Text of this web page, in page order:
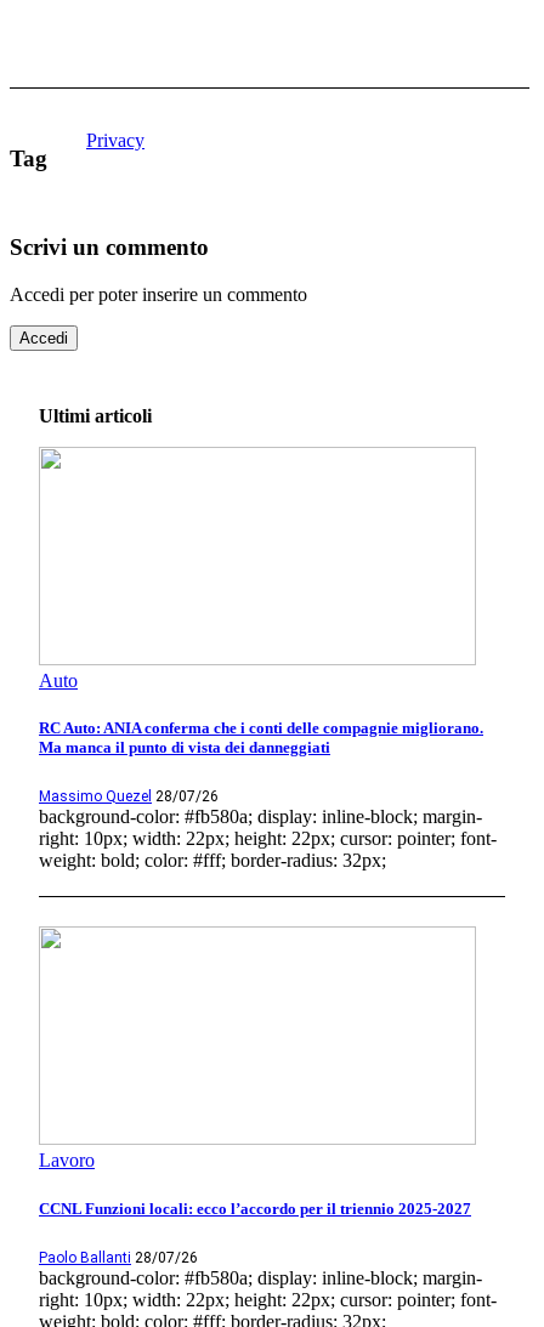
Tag
Privacy
Scrivi un commento
Accedi per poter inserire un commento
Accedi
Ultimi articoli
Auto
RC Auto: ANIA conferma che i conti delle compagnie migliorano.
Ma manca il punto di vista dei danneggiati
Massimo Quezel 28/07/26
background-color: #fb580a; display: inline-block; margin-
right: 10px; width: 22px; height: 22px; cursor: pointer; font-
weight: bold; color: #fff; border-radius: 32px;
Lavoro
CCNL Funzioni locali: ecco l’accordo per il triennio 2025-2027
Paolo Ballanti 28/07/26
background-color: #fb580a; display: inline-block; margin-
right: 10px; width: 22px; height: 22px; cursor: pointer; font-
weight: bold; color: #fff; border-radius: 32px;